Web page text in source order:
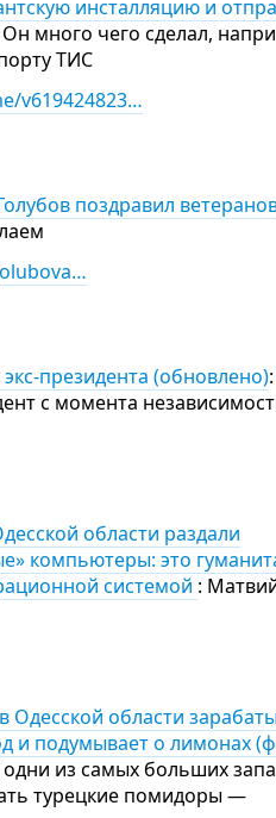
инсталляцию и
Он много чего сделал,
ТИС
v619424823…
поздравил
экс-президента (обновлено)
с момента
области раздали
компьютеры: это
системой :
Одесской области
и подумывает о лимонах
одни из самых больших
турецкие помидоры —